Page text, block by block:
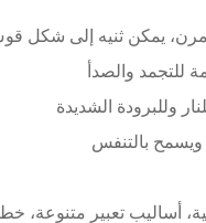
ومرن، يمكن ثنيه إلى شكل
للتجمد والصدأ
ويسمح بالتنفس
أساليب تعبير متنوعة،